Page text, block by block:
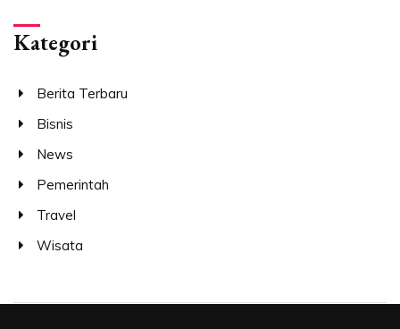
Kategori
Berita Terbaru
Bisnis
News
Pemerintah
Travel
Wisata